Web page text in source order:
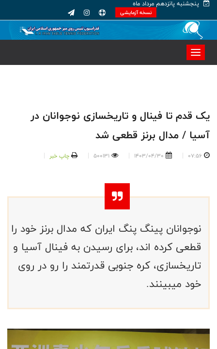
پنجشنبه پانزدهم مرداد ماه
نسخه آزمایشی
یک قدم تا فینال و تاریخسازی نوجوانان در
آسیا / مدال برنز قطعی شد
07:56
1403/04/30
500131 چاپ خبر
نوجوانان پینگ پنگ ایران که مدال برنز خود را
قطعی کرده اند، برای رسیدن به فینال آسیا و
تاریخسازی، کره جنوبی قدرتمند را رو در روی
خود میبینند.